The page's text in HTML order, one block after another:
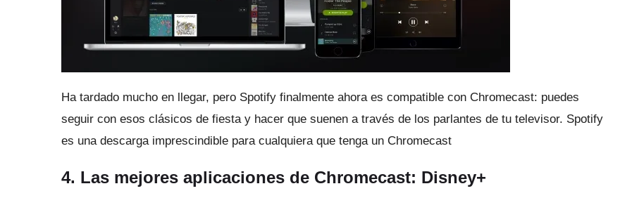
Ha tardado mucho en llegar, pero Spotify finalmente ahora es compatible con Chromecast: puedes
seguir con esos clásicos de fiesta y hacer que suenen a través de los parlantes de tu televisor. Spotify
es una descarga imprescindible para cualquiera que tenga un Chromecast
4. Las mejores aplicaciones de Chromecast: Disney+